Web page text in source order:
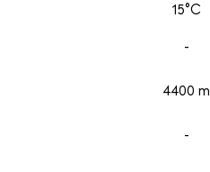
15°C
-
4400 m
-